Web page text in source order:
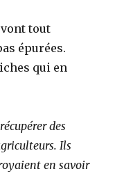
tout
épurées.
qui en
des
Ils
en savoir